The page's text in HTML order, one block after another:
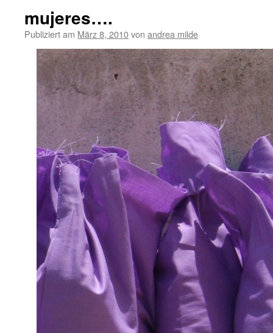
mujeres….
Publiziert am März 8, 2010von andrea milde